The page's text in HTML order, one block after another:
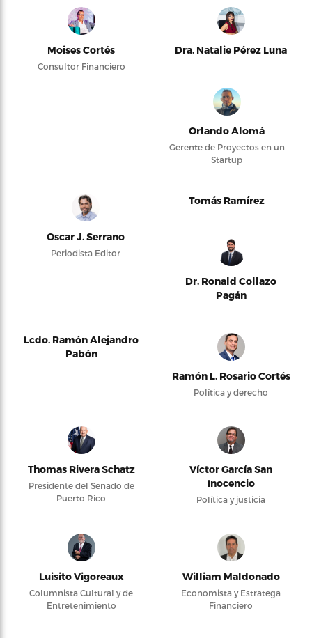
Moises Cortés
Consultor Financiero
Dra. Natalie Pérez Luna
Orlando Alomá
Gerente de Proyectos en un
Startup
Oscar J. Serrano
Periodista Editor
Tomás Ramírez
Dr. Ronald Collazo
Pagán
Lcdo. Ramón Alejandro
Pabón
Ramón L. Rosario Cortés
Política y derecho
Thomas Rivera Schatz
Presidente del Senado de
Puerto Rico
Víctor García San
Inocencio
Política y justicia
Luisito Vigoreaux
Columnista Cultural y de
Entretenimiento
William Maldonado
Economista y Estratega
Financiero